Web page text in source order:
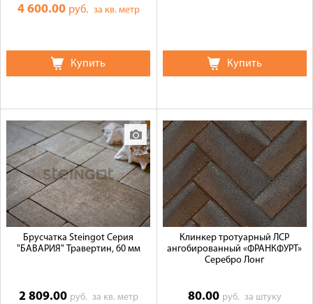
4 600.00 руб. за кв. метр
Купить Купить
Брусчатка Steingot Серия
"БАВАРИЯ" Травертин, 60 мм
2 809.00 руб. за кв. метр
Клинкер тротуарный ЛСР
ангобированный «ФРАНКФУРТ»
Серебро Лонг
80.00 руб. за штуку